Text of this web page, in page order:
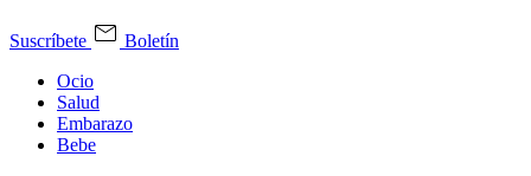
Suscríbete
Boletín
Ocio
Salud
Embarazo
Bebe